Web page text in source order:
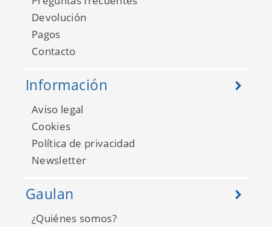
Pint Pintame un Cuento
Devolución
Pagos
Contacto
Información
Aviso legal
Cookies
Política de privacidad
Newsletter
Gaulan
¿Quiénes somos?